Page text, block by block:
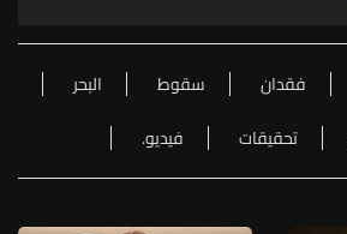
فقدان سقوط
البحر
تحقيقات فيديو.